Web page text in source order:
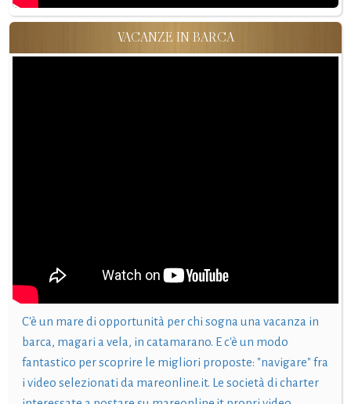
VACANZE IN BARCA
C'è un mare di opportunità per chi sogna una vacanza in
barca, magari a vela, in catamarano. E c'è un modo
fantastico per scoprire le migliori proposte: "navigare" fra
i video selezionati da mareonline.it. Le società di charter